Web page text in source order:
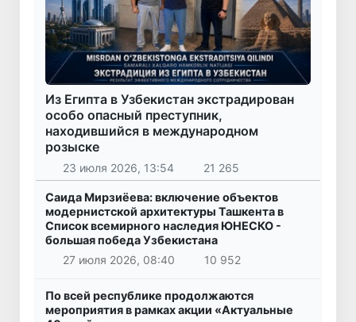
Из Египта в Узбекистан экстрадирован
особо опасный преступник,
находившийся в международном
розыске
23 июля 2026, 13:54 21 265
Саида Мирзиёева: включение объектов
модернистской архитектуры Ташкента в
Список всемирного наследия ЮНЕСКО -
большая победа Узбекистана
27 июля 2026, 08:40
10 952
По всей республике продолжаются
мероприятия в рамках акции «Актуальные